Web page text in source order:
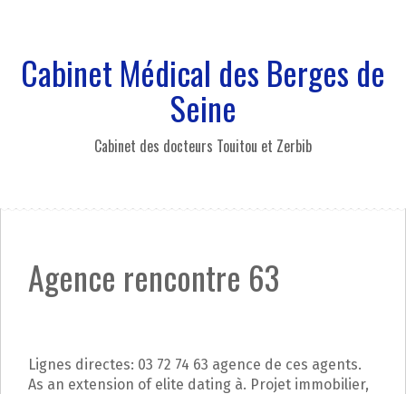
t
Cabinet Médical des Berges de
Seine
Cabinet des docteurs Touitou et Zerbib
Agence rencontre 63
Lignes directes: 03 72 74 63 agence de ces agents.
As an extension of elite dating à. Projet immobilier,